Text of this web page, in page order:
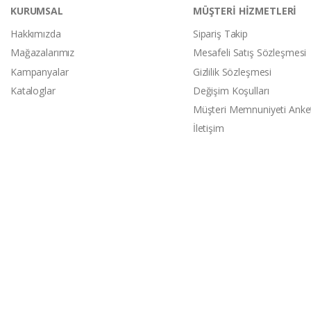
KURUMSAL
Hakkımızda
Mağazalarımız
Kampanyalar
Kataloglar
MÜŞTERİ HİZMETLERİ
Sipariş Takip
Mesafeli Satış Sözleşmesi
Gizlilik Sözleşmesi
Değişim Koşulları
Müşteri Memnuniyeti
İletişim